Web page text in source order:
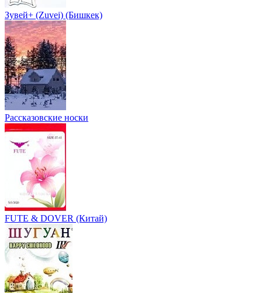
Зувей+ (Zuvei) (Бишкек)
Рассказовские носки
FUTE & DOVER (Китай)